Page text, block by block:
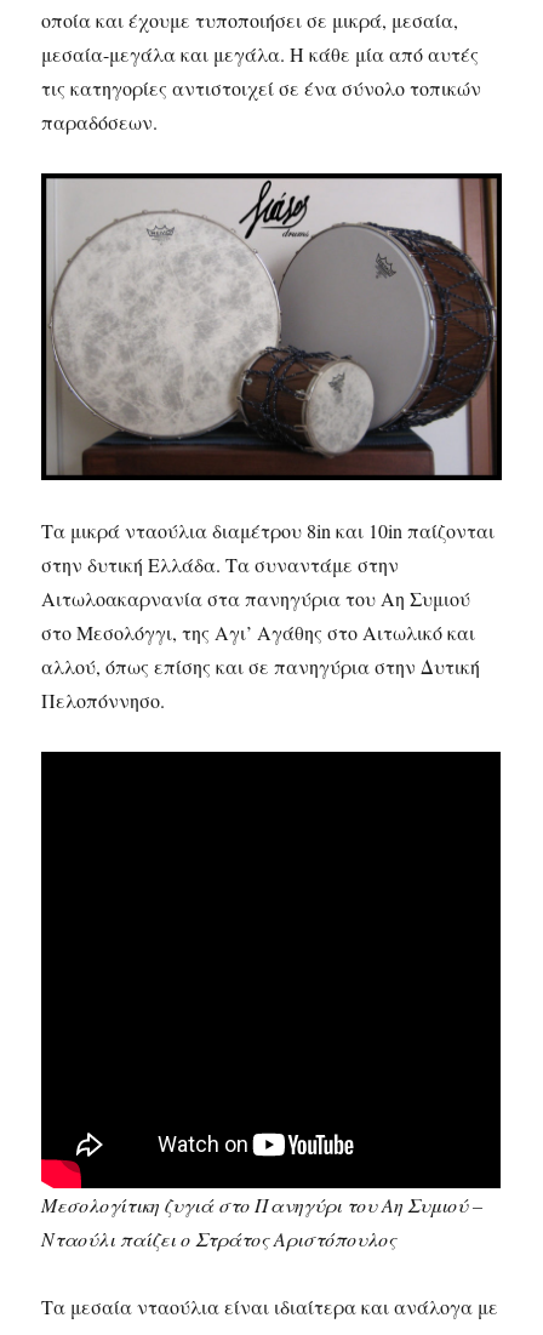
οποία και έχουμε τυποποιήσει σε μικρά, μεσαία,
μεσαία-μεγάλα και μεγάλα. Η κάθε μία από αυτές
τις κατηγορίες αντιστοιχεί σε ένα σύνολο τοπικών
παραδόσεων.
Τα μικρά νταούλια διαμέτρου 8in και 10in παίζονται
στην δυτική Ελλάδα. Τα συναντάμε στην
Αιτωλοακαρνανία στα πανηγύρια του Αη Συμιού
στο Μεσολόγγι, της Αγι’ Αγάθης στο Αιτωλικό και
αλλού, όπως επίσης και σε πανηγύρια στην Δυτική
Πελοπόννησο.
Μεσολογίτικη ζυγιά στο Πανηγύρι του Αη Συμιού –
Νταούλι παίζει ο Στράτος Αριστόπουλος
Τα μεσαία νταούλια είναι ιδιαίτερα και ανάλογα με